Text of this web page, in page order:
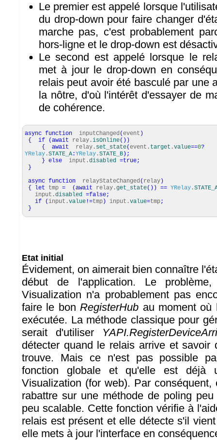
Le premier est appelé lorsque
du drop-down pour faire changer
marche pas, c'est probablement
hors-ligne et le drop-down est
Le second est appelé lorsque le
met à jour le drop-down en
relais peut avoir été basculé par une
la nôtre, d'où l'intérêt d'essayer de
de cohérence.
async function inputChanged (event )
{
if (await relay.isOnline( ) )
{
await relay. set_state(event. target .value==0?
YRelay .STATE_A :YRelay .STATE_B ) ;
} else input.disabled =true;
}
async function relayStateChanged ( relay )
{
let tmp = (await relay.get_state( ) ) == YRelay .
input.disabled =false;
if
( input.value !=tmp ) input.value=tmp;
}
Etat initial
Évidement, on aimerait bien connaître
début de l'application. Le
Visualization n'a probablement pas
faire le bonRegisterHub au moment
exécutée. La méthode classique pour
serait d'utiliser
détecter quand le relais arrive et savoir
trouve. Mais ce n'est pas possible
fonction globale et qu'elle est déjà
Visualization (for web). Par
rabattre sur une méthode de poling
peu scalable. Cette fonction vérifie à
relais est présent et elle détecte s'il
elle mets à jour l'interface en